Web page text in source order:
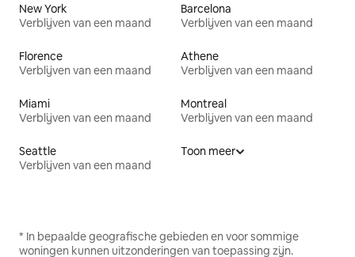
New York
Verblijven van een maand
Barcelona
Verblijven van een maand
Florence
Verblijven van een maand
Athene
Verblijven van een maand
Miami
Verblijven van een maand
Montreal
Verblijven van een maand
Seattle
Verblijven van een maand
Toon meer
* In bepaalde geografische gebieden en voor sommige
woningen kunnen uitzonderingen van toepassing zijn.